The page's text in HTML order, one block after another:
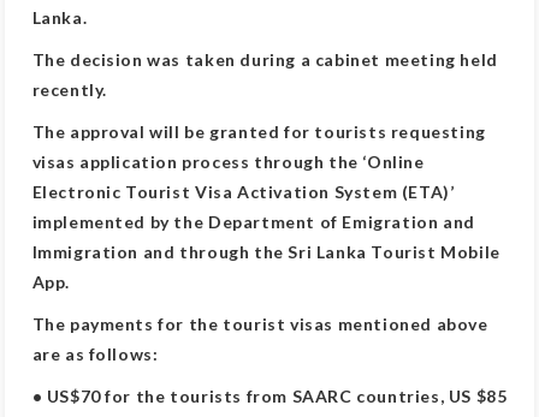
Lanka.
The decision was taken during a cabinet meeting held
recently.
The approval will be granted for tourists requesting
visas application process through the ‘Online
Electronic Tourist Visa Activation System (ETA)’
implemented by the Department of Emigration and
Immigration and through the Sri Lanka Tourist Mobile
App.
The payments for the tourist visas mentioned above
are as follows:
• US$70 for the tourists from SAARC countries, US $85